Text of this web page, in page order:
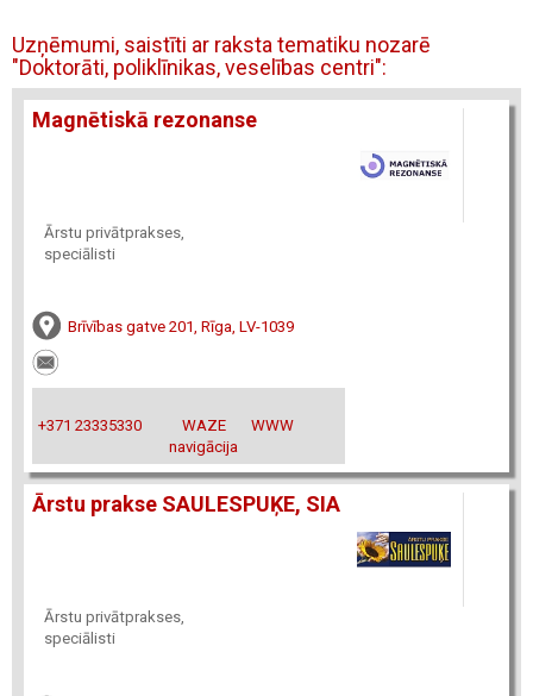
Uzņēmumi, saistīti ar raksta tematiku nozarē
"Doktorāti, poliklīnikas, veselības centri":
Magnētiskā rezonanse
Ārstu privātprakses,
speciālisti
Brīvības gatve 201, Rīga, LV-1039
+371 23335330
WAZE
navigācija
WWW
Ārstu prakse SAULESPUĶE, SIA
Ārstu privātprakses,
speciālisti